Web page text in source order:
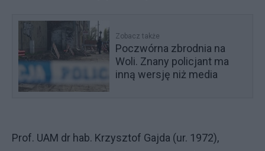
Zobacz także
Poczwórna zbrodnia na
Woli. Znany policjant ma
inną wersję niż media
Prof. UAM dr hab. Krzysztof Gajda (ur. 1972),